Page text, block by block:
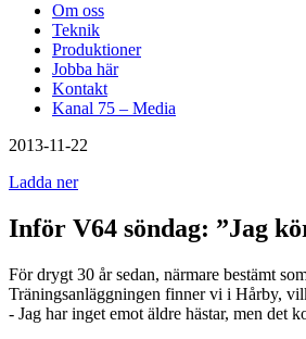
Om oss
Teknik
Produktioner
Jobba här
Kontakt
Kanal 75 – Media
2013-11-22
Ladda ner
Inför V64 söndag: ”Jag
För drygt 30 år sedan, närmare bestämt
Träningsanläggningen finner vi i Hårby,
- Jag har inget emot äldre hästar, men det